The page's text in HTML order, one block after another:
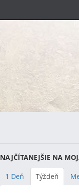
NAJČÍTANEJŠIE NA
1 Deň Týždeň